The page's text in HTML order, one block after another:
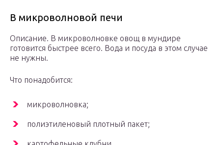
В микроволновой печи
Описание. В микроволновке овощ в мундире
готовится быстрее всего. Вода и посуда в этом случае
не нужны.
Что понадобится:
микроволновка;
полиэтиленовый плотный пакет;